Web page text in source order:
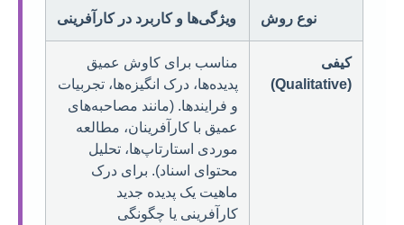
نوع روش ویژگی‌ها و کاربرد در کارآفرینی
کیفی
(Qualitative)
مناسب برای کاوش عمیق
پدیده‌ها، درک انگیزه‌ها، تجربیات
و فرایندها. (مانند مصاحبه‌های
عمیق با کارآفرینان، مطالعه
موردی استارتاپ‌ها، تحلیل
محتوای اسناد). برای درک
ماهیت یک پدیده جدید
کارآفرینی یا چگونگی